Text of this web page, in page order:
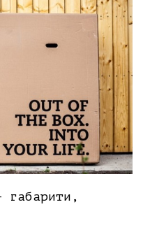
габарити,